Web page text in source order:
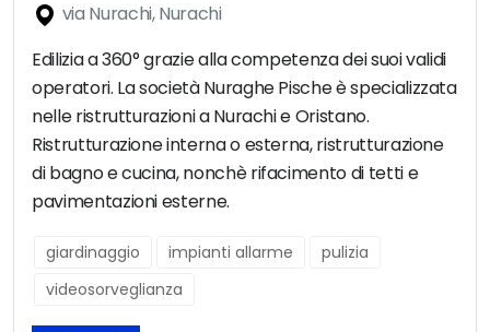
via Nurachi, Nurachi
Edilizia a 360° grazie alla competenza dei suoi validi
operatori. La società Nuraghe Pische è specializzata
nelle ristrutturazioni a Nurachi e Oristano.
Ristrutturazione interna o esterna, ristrutturazione
di bagno e cucina, nonchè rifacimento di tetti e
pavimentazioni esterne.
giardinaggio impianti allarme
pulizia
videosorveglianza